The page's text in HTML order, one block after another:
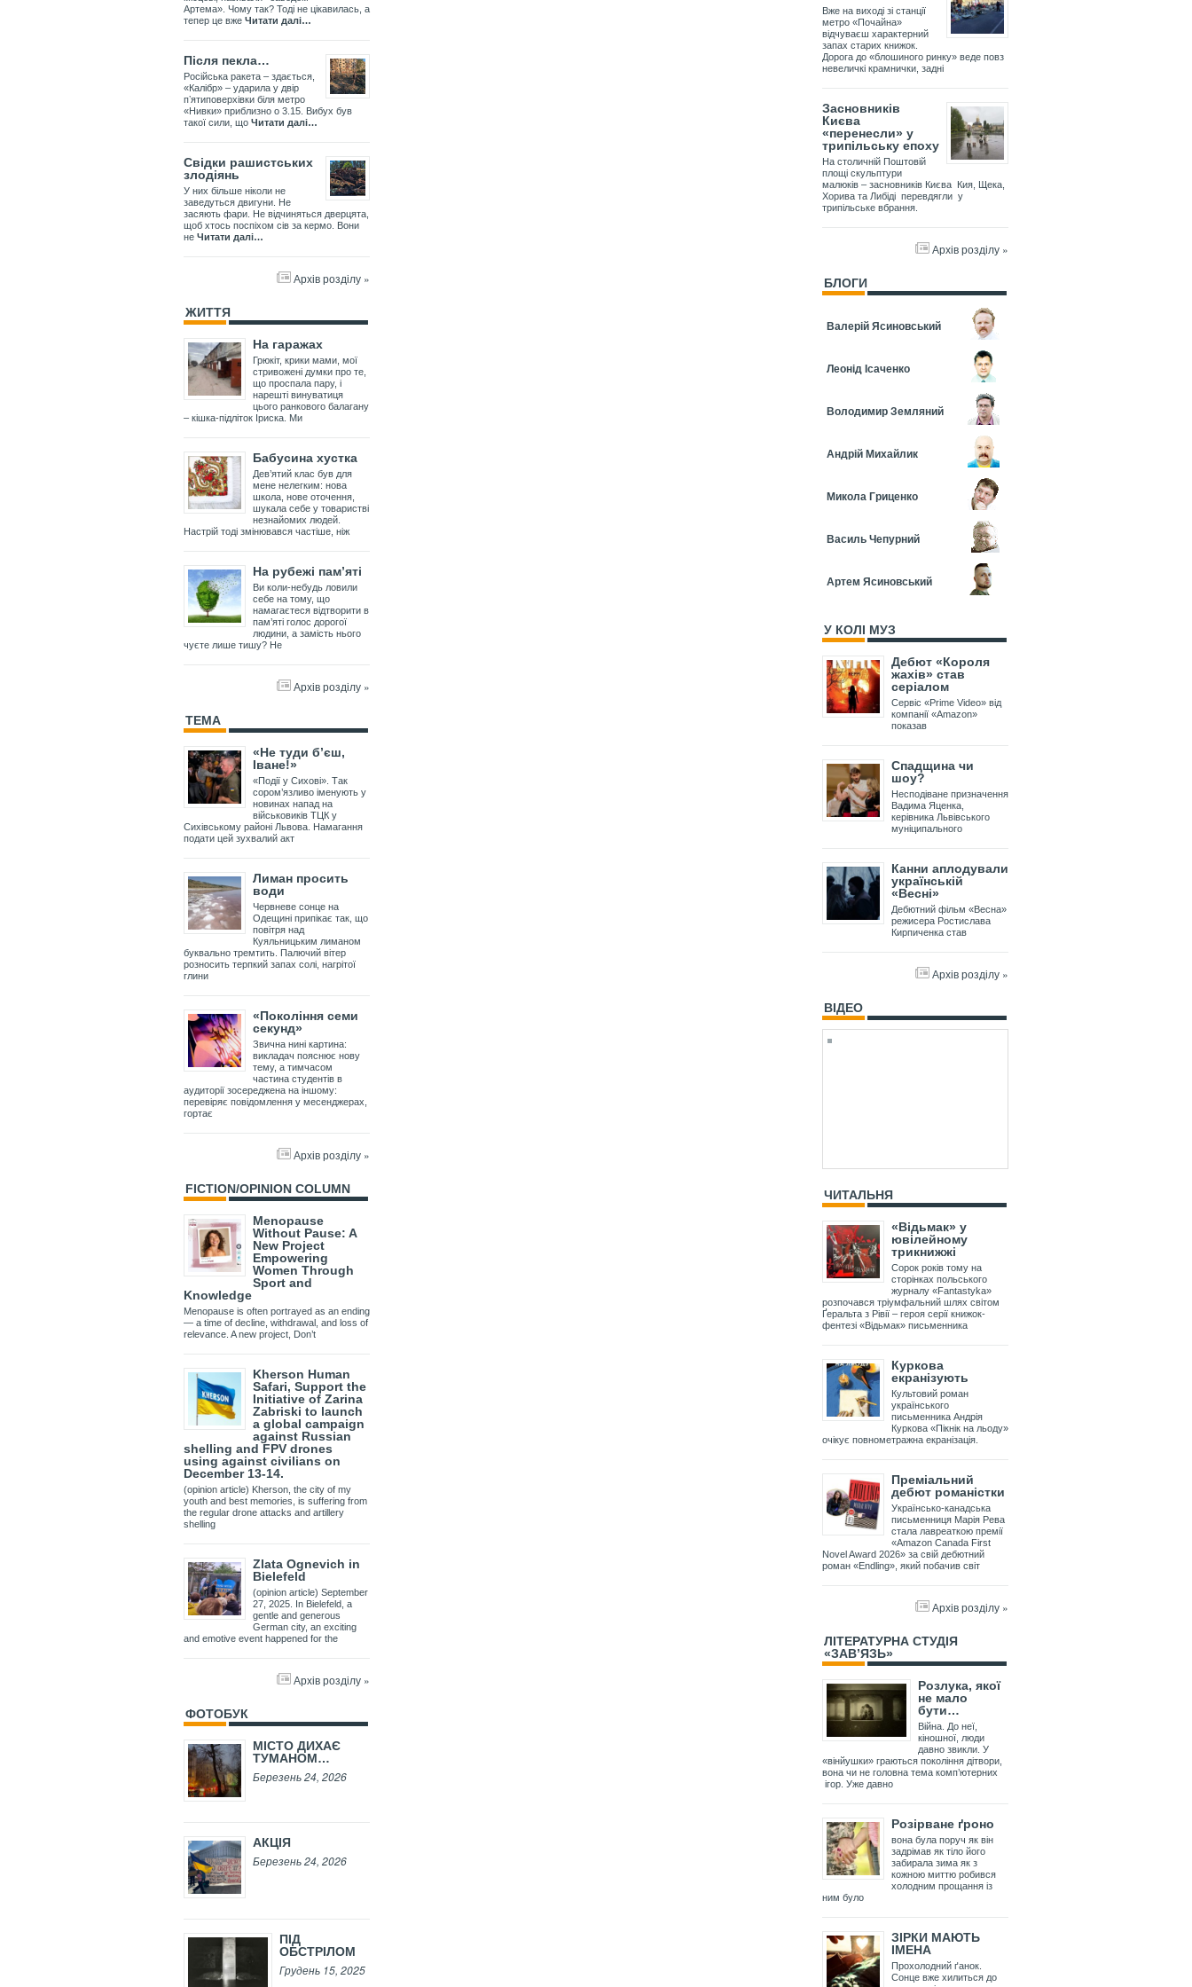
Артема». Чому так? Тоді не цікавилась, а
тепер це вже Читати далі…
Після пекла…
Російська ракета – здається,
«Калібр» – ударила у двір
пʼятиповерхівки біля метро
«Нивки» приблизно о 3.15. Вибух був
такої сили, що Читати далі…
Свідки рашистських
злодіянь
У них більше ніколи не
заведуться двигуни. Не
засяють фари. Не відчиняться дверцята,
щоб хтось поспіхом сів за кермо. Вони
не Читати далі…
Архів розділу »
ЖИТТЯ
На гаражах
Грюкіт, крики мами, мої
стривожені думки про те,
що проспала пару, і
нарешті винуватиця
цього ранкового балагану
– кішка-підліток Іриска. Ми
Бабусина хустка
Дев’ятий клас був для
мене нелегким: нова
школа, нове оточення,
шукала себе у товаристві
незнайомих людей.
Настрій тоді змінювався частіше, ніж
На рубежі пам’яті
Ви коли-небудь ловили
себе на тому, що
намагаєтеся відтворити в
пам’яті голос дорогої
людини, а замість нього
чуєте лише тишу? Не
Архів розділу »
ТЕМА
«Не туди б’єш,
Іване!»
«Події у Сихові». Так
сором’язливо іменують у
новинах напад на
військовиків ТЦК у
Сихівському районі Львова. Намагання
подати цей зухвалий акт
Лиман просить
води
Червневе сонце на
Одещині припікає так, що
повітря над
Куяльницьким лиманом
буквально тремтить. Палючий вітер
розносить терпкий запах солі, нагрітої
глини
«Покоління семи
секунд»
Звична нині картина:
викладач пояснює нову
тему, а тимчасом
частина студентів в
аудиторії зосереджена на іншому:
перевіряє повідомлення у месенджерах,
гортає
Архів розділу »
FICTION/OPINION COLUMN
Menopause
Without Pause: A
New Project
Empowering
Women Through
Sport and
Knowledge
Menopause is often portrayed as an ending
— a time of decline, withdrawal, and loss of
relevance. A new project, Don’t
Kherson Human
Safari, Support the
Initiative of Zarina
Zabriski to launch
a global campaign
against Russian
shelling and FPV drones
using against civilians on
December 13-14.
(opinion article) Kherson, the city of my
youth and best memories, is suffering from
the regular drone attacks and artillery
shelling
Zlata Ognevich in
Bielefeld
(opinion article) September
27, 2025. In Bielefeld, a
gentle and generous
German city, an exciting
and emotive event happened for the
Архів розділу »
ФОТОБУК
МІСТО ДИХАЄ
ТУМАНОМ…
Березень 24, 2026
АКЦІЯ
Березень 24, 2026
ПІД
ОБСТРІЛОМ
Грудень 15, 2025
Вже на виході зі станції
метро «Почайна»
відчуваєш характерний
запах старих книжок.
Дорога до «блошиного ринку» веде повз
невеличкі крамнички, задні
Засновників
Києва
«перенесли» у
трипільську епоху
На столичній Поштовій
площі скульптури
малюків – засновників Києва Кия, Щека,
Хорива та Либіді перевдягли у
трипільське вбрання.
Архів розділу »
БЛОГИ
Валерій Ясиновський
Леонід Ісаченко
Володимир Земляний
Андрій Михайлик
Микола Гриценко
Василь Чепурний
Артем Ясиновський
У КОЛІ МУЗ
Дебют «Короля
жахів» став
серіалом
Сервіс «Prime Video» від
компанії «Amazon»
показав
Спадщина чи
шоу?
Несподіване призначення
Вадима Яценка,
керівника Львівського
муніципального
Канни аплодували
українській
«Весні»
Дебютний фільм «Весна»
режисера Ростислава
Кирпиченка став
Архів розділу »
ВІДЕО
ЧИТАЛЬНЯ
«Відьмак» у
ювілейному
трикнижжі
Сорок років тому на
сторінках польського
журналу «Fantastyka»
розпочався тріумфальний шлях світом
Ґеральта з Рівії – героя серії книжок-
фентезі «Відьмак» письменника
Куркова
екранізують
Культовий роман
українського
письменника Андрія
Куркова «Пікнік на льоду»
очікує повнометражна екранізація.
Преміальний
дебют романістки
Українсько-канадська
письменниця Марія Рева
стала лавреаткою премії
«Amazon Canada First
Novel Award 2026» за свій дебютний
роман «Endling», який побачив світ
Архів розділу »
ЛІТЕРАТУРНА СТУДІЯ
«ЗАВ’ЯЗЬ»
Розлука, якої
не мало
бути…
Війна. До неї,
кіношної, люди
давно звикли. У
«вінйушки» граються покоління дітвори,
вона чи не головна тема комп’ютерних
ігор. Уже давно
Розірване ґроно
вона була поруч як він
задрімав як тіло його
забирала зима як з
кожною миттю робився
холодним прощання із
ним було
ЗІРКИ МАЮТЬ
ІМЕНА
Прохолодний ґанок.
Сонце вже хилиться до